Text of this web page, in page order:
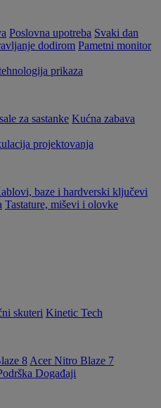
Poslovna upotreba Svaki dan
dodirom Pametni monitor
prikaza
za sastanke Kućna zabava
projektovanja
baze i hardverski ključevi
Tastature, miševi i olovke
skuteri Kinetic Tech
8 Acer Nitro Blaze 7
Događaji